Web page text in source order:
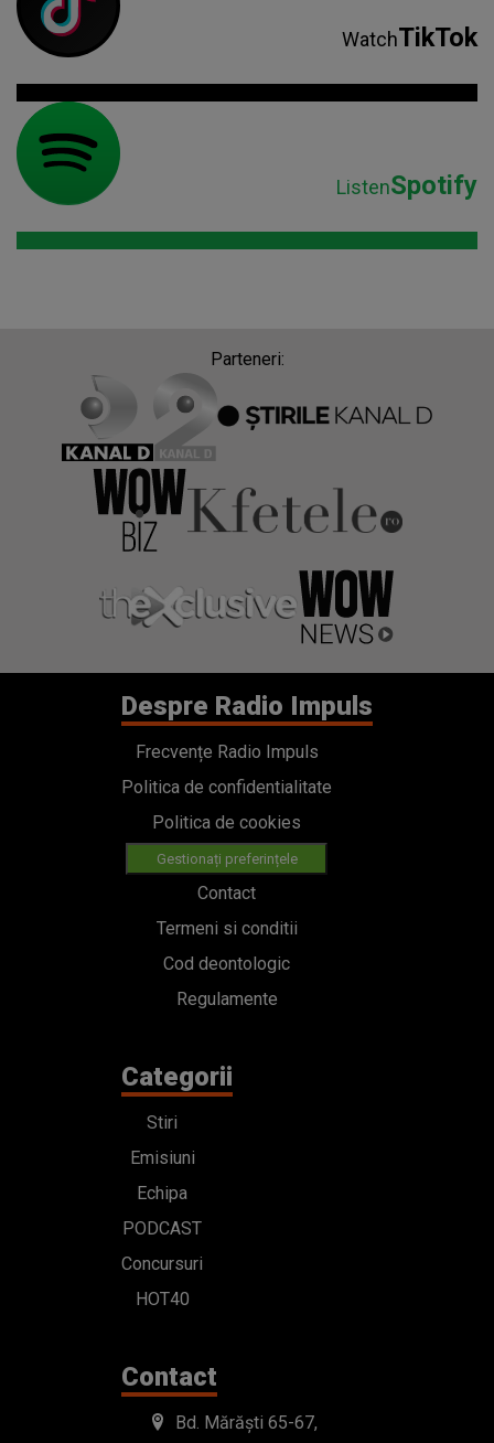
WatchTikTok
ListenSpotify
Parteneri:
Despre Radio Impuls
Frecvențe Radio Impuls
Politica de confidentialitate
Politica de cookies
Gestionați preferințele
Contact
Termeni si conditii
Cod deontologic
Regulamente
Categorii
Stiri
Emisiuni
Echipa
PODCAST
Concursuri
HOT40
Contact
Bd. Mărăști 65-67,